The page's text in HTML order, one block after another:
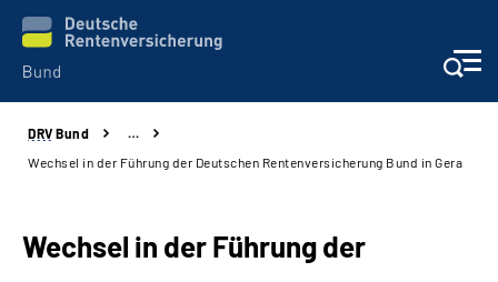
Beratung & Kontakt
DRV Bund
…
Wechsel in der Führung der Deutschen Rentenversicherung Bund in Gera
Wechsel in der Führung der